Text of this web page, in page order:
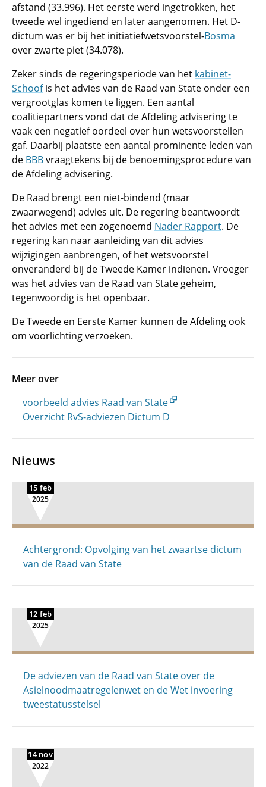
afstand (33.996). Het eerste werd ingetrokken, het
tweede wel ingediend en later aangenomen. Het D-
dictum was er bij het initiatiefwetsvoorstel-Bosma
over zwarte piet (34.078).
Zeker sinds de regeringsperiode van het kabinet-
Schoofis het advies van de Raad van State onder een
vergrootglas komen te liggen. Een aantal
coalitiepartners vond dat de Afdeling advisering te
vaak een negatief oordeel over hun wetsvoorstellen
gaf. Daarbij plaatste een aantal prominente leden van
de BBBvraagtekens bij de benoemingsprocedure van
de Afdeling advisering.
De Raad brengt een niet-bindend (maar
zwaarwegend) advies uit. De regering beantwoordt
het advies met een zogenoemd Nader Rapport. De
regering kan naar aanleiding van dit advies
wijzigingen aanbrengen, of het wetsvoorstel
onveranderd bij de Tweede Kamer indienen. Vroeger
was het advies van de Raad van State geheim,
tegenwoordig is het openbaar.
De Tweede en Eerste Kamer kunnen de Afdeling ook
om voorlichting verzoeken.
Meer over
voorbeeld advies Raad van State
Overzicht RvS-adviezen Dictum D
Nieuws
15 feb
2025
Achtergrond: Opvolging van het zwaartse dictum
van de Raad van State
12 feb
2025
De adviezen van de Raad van State over de
Asielnood­maatregelen­wet en de Wet invoering
tweestatus­stelsel
14 nov
2022